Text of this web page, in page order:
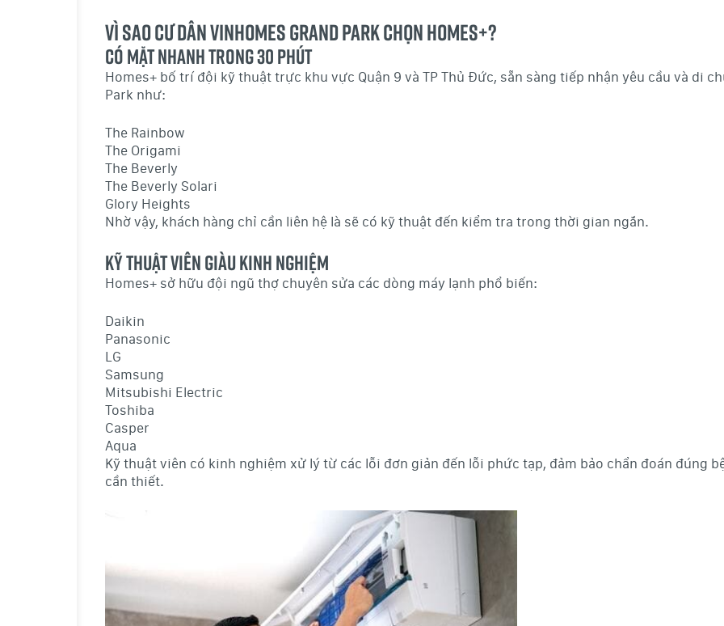
Vì sao cư dân Vinhomes Grand Park chọn Homes+?
Có mặt nhanh trong 30 phút
Homes+ bố trí đội kỹ thuật trực khu vực Quận 9 và TP Thủ Đức, sẵn sàng tiếp nhận yêu cầu và di
Park như:
The Rainbow
The Origami
The Beverly
The Beverly Solari
Glory Heights
Nhờ vậy, khách hàng chỉ cần liên hệ là sẽ có kỹ thuật đến kiểm tra trong thời gian ngắn.
Kỹ thuật viên giàu kinh nghiệm
Homes+ sở hữu đội ngũ thợ chuyên sửa các dòng máy lạnh phổ biến:
Daikin
Panasonic
LG
Samsung
Mitsubishi Electric
Toshiba
Casper
Aqua
Kỹ thuật viên có kinh nghiệm xử lý từ các lỗi đơn giản đến lỗi phức tạp, đảm bảo chẩn đoán đúng
cần thiết.